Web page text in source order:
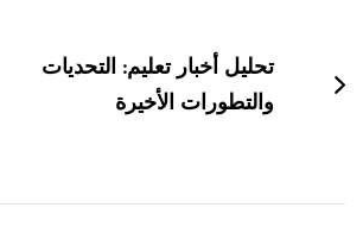
تحليل أخبار تعليم: التحديات
والتطورات الأخيرة